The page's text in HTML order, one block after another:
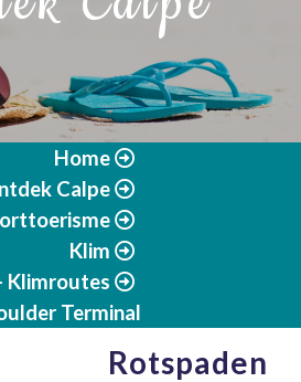
Rotspaden
Home
Calpe
Klim
Klimroutes
Terminal